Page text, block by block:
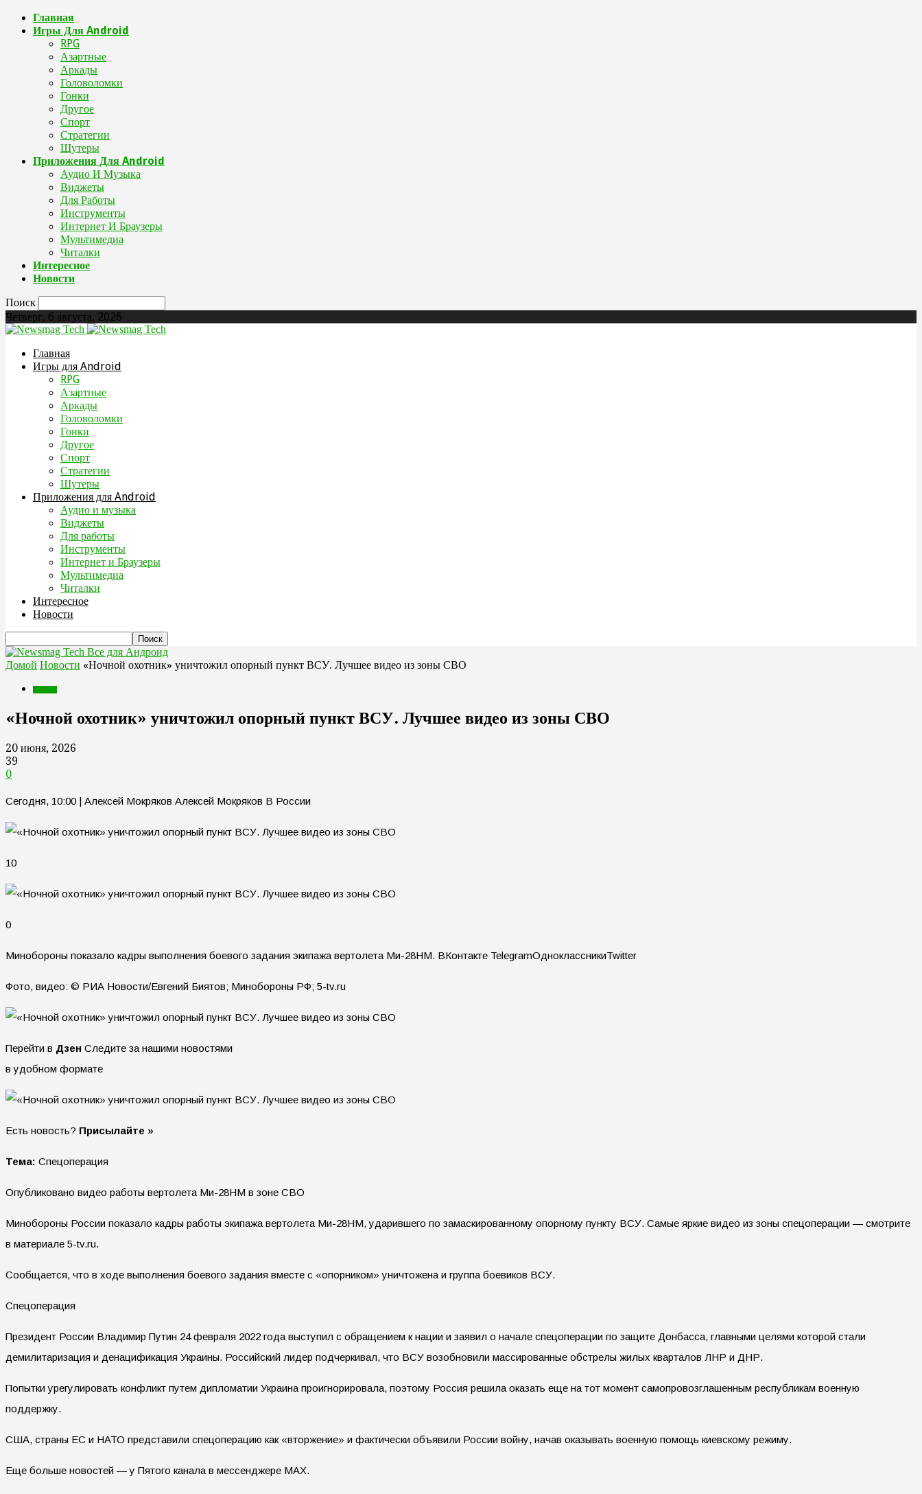
Главная
Игры Для Android
RPG
Азартные
Аркады
Головоломки
Гонки
Другое
Спорт
Стратегии
Шутеры
Приложения Для Android
Аудио И Музыка
Виджеты
Для Работы
Инструменты
Интернет И Браузеры
Мультимедиа
Читалки
Интересное
Новости
Поиск
Четверг, 6 августа, 2026
Главная
Игры для Android
RPG
Азартные
Аркады
Головоломки
Гонки
Другое
Спорт
Стратегии
Шутеры
Приложения для Android
Аудио и музыка
Виджеты
Для работы
Инструменты
Интернет и Браузеры
Мультимедиа
Читалки
Интересное
Новости
Все для Андроид
Домой Новости «Ночной охотник» уничтожил опорный пункт ВСУ. Лучшее видео из зоны СВО
«Ночной охотник» уничтожил опорный пункт ВСУ. Лучшее видео из зоны СВО
20 июня, 2026
39
0
Сегодня, 10:00 | Алексей Мокряков Алексей Мокряков В России
10
0
Минобороны показало кадры выполнения боевого задания экипажа вертолета Ми-28НМ. ВКонтакте TelegramОдноклассникиTwitter
Фото, видео: © РИА Новости/Евгений Биятов; Минобороны РФ; 5-tv.ru
Перейти в Дзен Следите за нашими новостями
в удобном формате
Есть новость? Присылайте »
Тема: Спецоперация
Опубликовано видео работы вертолета Ми-28НМ в зоне СВО
Минобороны России показало кадры работы экипажа вертолета Ми-28НМ, ударившего по замаскированному опорному пункту ВСУ. Самые яркие видео из зоны спецоперации — смотрите
в материале 5-tv.ru.
Сообщается, что в ходе выполнения боевого задания вместе с «опорником» уничтожена и группа боевиков ВСУ.
Спецоперация
Президент России Владимир Путин 24 февраля 2022 года выступил с обращением к нации и заявил о начале спецоперации по защите Донбасса, главными целями которой стали
демилитаризация и денацификация Украины. Российский лидер подчеркивал, что ВСУ возобновили массированные обстрелы жилых кварталов ЛНР и ДНР.
Попытки урегулировать конфликт путем дипломатии Украина проигнорировала, поэтому Россия решила оказать еще на тот момент самопровозглашенным республикам военную
поддержку.
США, страны ЕС и НАТО представили спецоперацию как «вторжение» и фактически объявили России войну, начав оказывать военную помощь киевскому режиму.
Еще больше новостей — у Пятого канала в мессенджере MAX.